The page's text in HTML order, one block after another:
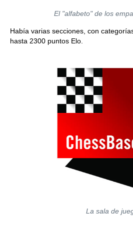
El "alfabeto" de los
Había varias secciones, con
hasta 2300 puntos Elo.
La sala de